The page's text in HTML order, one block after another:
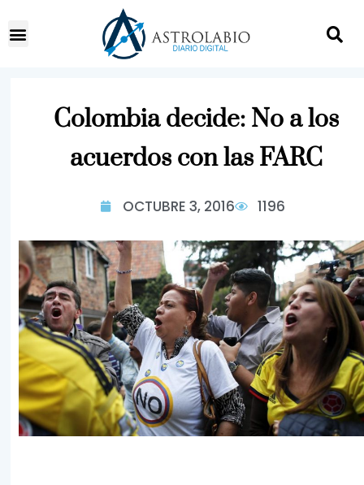
Colombia decide: No a los
acuerdos con las FARC
OCTUBRE 3, 2016 1196